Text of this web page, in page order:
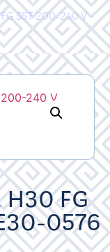
SST 200-240 V
H30 FG
0576